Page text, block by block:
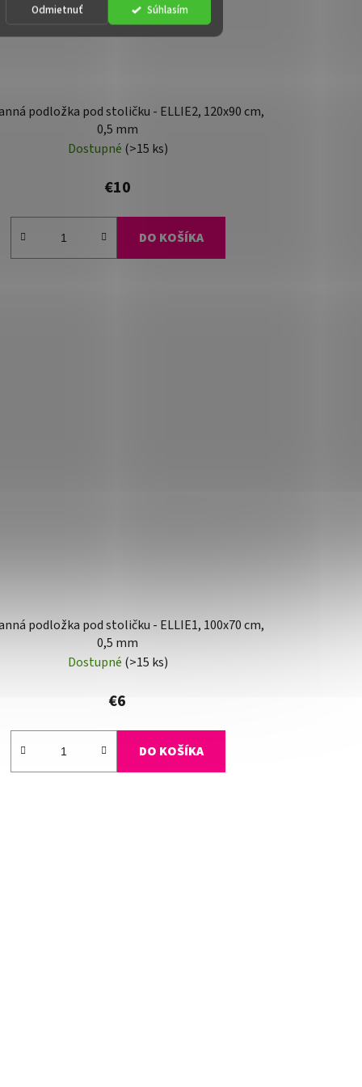
Odmietnuť Súhlasím
podložka pod stoličku - ELLIE2, 120x90 cm,
0,5 mm
Dostupné (>15 ks)
€10
DO KOŠÍKA
podložka pod stoličku - ELLIE1, 100x70 cm,
0,5 mm
Dostupné (>15 ks)
€6
DO KOŠÍKA